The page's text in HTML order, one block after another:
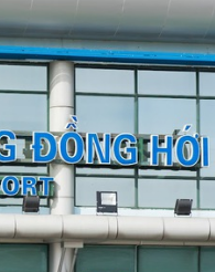
luận
trường sao
độ thể thao
sự
phá